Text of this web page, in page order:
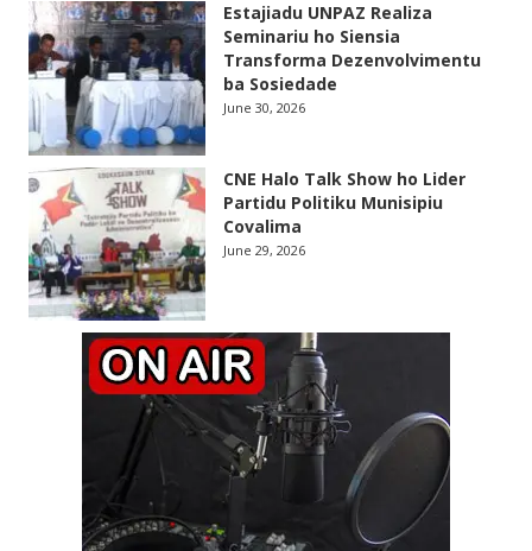
Estajiadu UNPAZ Realiza
Seminariu ho Siensia
Transforma Dezenvolvimentu
ba Sosiedade
June 30, 2026
CNE Halo Talk Show ho Lider
Partidu Politiku Munisipiu
Covalima
June 29, 2026